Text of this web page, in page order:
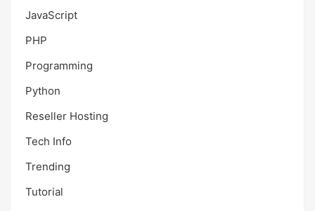
JavaScript
PHP
Programming
Python
Reseller Hosting
Tech Info
Trending
Tutorial